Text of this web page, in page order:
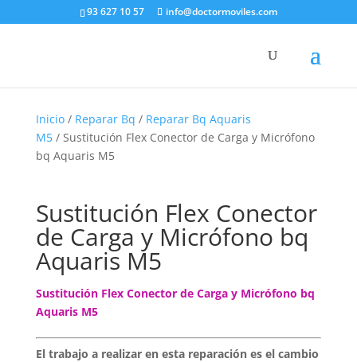
93 627 10 57 info@doctormoviles.com
Inicio/ Reparar Bq / Reparar Bq Aquaris
M5/ Sustitución Flex Conector de Carga y Micrófono
bq Aquaris M5
Sustitución Flex Conector
de Carga y Micrófono bq
Aquaris M5
Sustitución Flex Conector de Carga y Micrófono bq
Aquaris M5
El trabajo a realizar en esta reparación es el cambio